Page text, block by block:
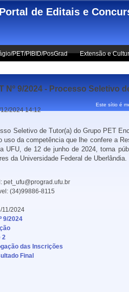
Portal de Editais e
PET/PIBID/PosGrad Extensão e
Nº 9/2024 - Processo Seletivo
2024 14:12
Seletivo de Tutor(a) do Grupo PET
uso da competência que lhe confere a
UFU, de 12 de junho de 2024, torna
da Universidade Federal de Uberlândia.
pet_ufu@prograd.ufu.br
(34)99886-8115
11/2024
9/2024
2
das Inscrições
Final
Este sítio é